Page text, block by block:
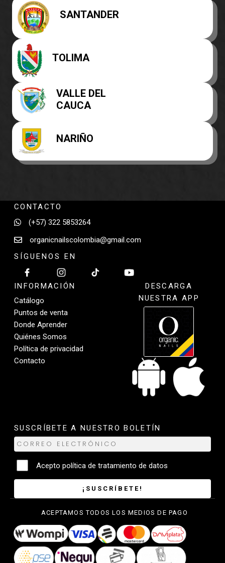
SANTANDER
TOLIMA
VALLE DEL
CAUCA
NARIÑO
CONTACTO
(+57) 322 5853264
organicnailscolombia@gmail.com
SÍGUENOS EN
INFORMACIÓN
Catálogo
Puntos de venta
Donde Aprender
Quiénes Somos
Política de privacidad
Contacto
DESCARGA
NUESTRA APP
SUSCRÍBETE A NUESTRO BOLETÍN
Acepto política de tratamiento de datos
¡SUSCRÍBETE!
ACEPTAMOS TODOS LOS MEDIOS DE PAGO